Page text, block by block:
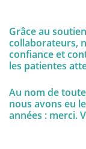
Grâce au
collaborateurs,
confiance et
les patientes
Au nom de
nous avons eu
années : merci.